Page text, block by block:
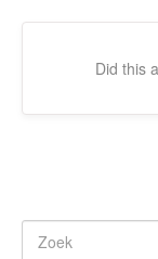
Did this